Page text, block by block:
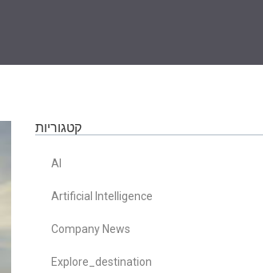
קטגוריות
AI
Artificial Intelligence
Company News
Explore_destination